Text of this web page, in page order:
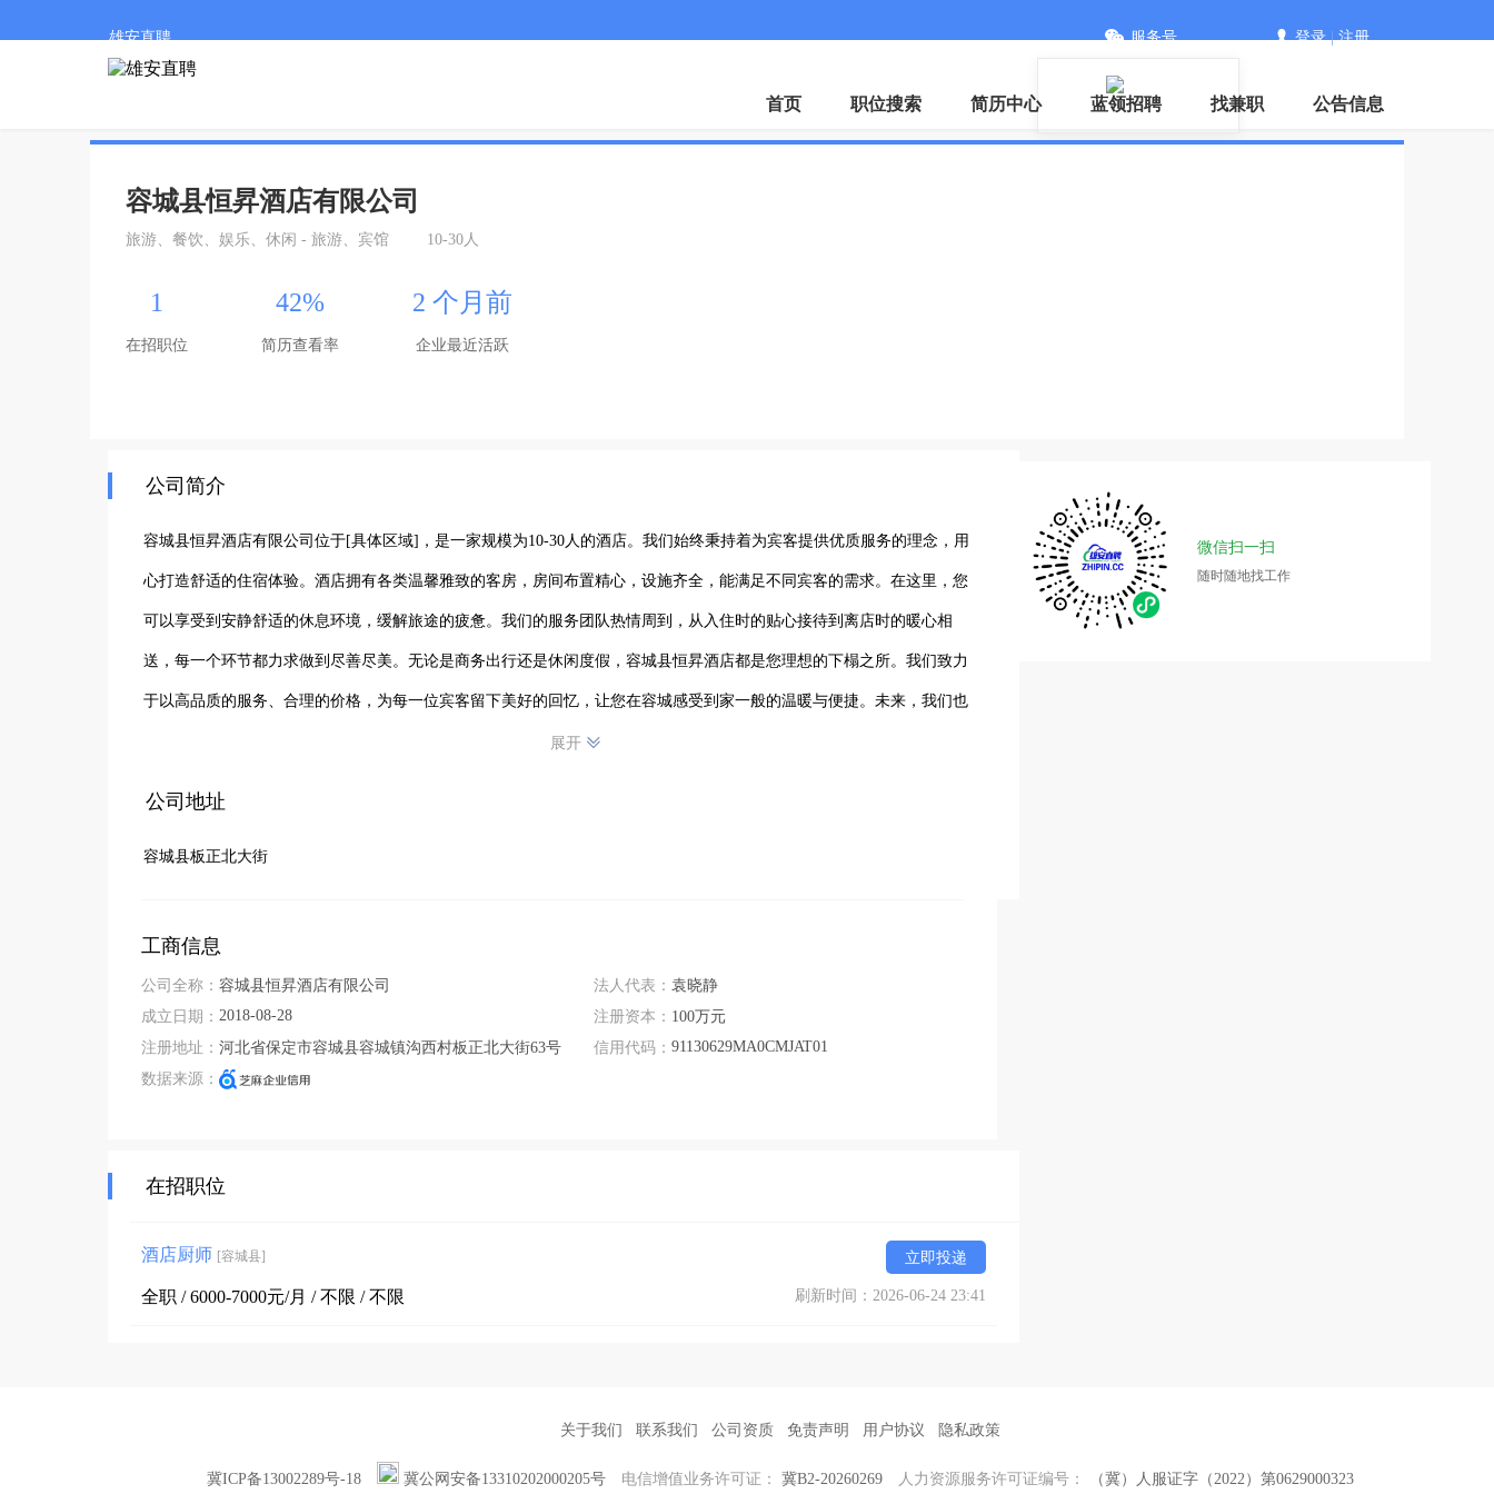
雄安直聘 服务号 登录|注册
首页 职位搜索 简历中心 蓝领招聘 找兼职 公告信息
容城县恒昇酒店有限公司
旅游、餐饮、娱乐、休闲 - 旅游、宾馆 10-30人
1
在招职位
42%
简历查看率
2 个月前
企业最近活跃
公司简介
容城县恒昇酒店有限公司位于[具体区域]，是一家规模为10-30人的酒店。我们始终秉持着为宾客提供优质服务的理念，用
心打造舒适的住宿体验。酒店拥有各类温馨雅致的客房，房间布置精心，设施齐全，能满足不同宾客的需求。在这里，您
可以享受到安静舒适的休息环境，缓解旅途的疲惫。我们的服务团队热情周到，从入住时的贴心接待到离店时的暖心相
送，每一个环节都力求做到尽善尽美。无论是商务出行还是休闲度假，容城县恒昇酒店都是您理想的下榻之所。我们致力
于以高品质的服务、合理的价格，为每一位宾客留下美好的回忆，让您在容城感受到家一般的温暖与便捷。未来，我们也
将不断努力，持续提升酒店的品质和服务水平，为宾客带来更优质的住宿体验，成为容城酒店行业中的一颗璀璨之星
展开
公司地址
容城县板正北大街
工商信息
公司全称： 容城县恒昇酒店有限公司
成立日期： 2018-08-28
注册地址： 河北省保定市容城县容城镇沟西村板正北大街63号
数据来源：
法人代表： 袁晓静
注册资本： 100万元
信用代码： 91130629MA0CMJAT01
在招职位
酒店厨师 [容城县] 立即投递
全职 / 6000-7000元/月 / 不限 / 不限 刷新时间：2026-06-24 23:41
微信扫一扫
随时随地找工作
关于我们 联系我们 公司资质 免责声明 用户协议 隐私政策
冀ICP备13002289号-18 冀公网安备13310202000205号 电信增值业务许可证： 冀B2-20260269 人力资源服务许可证编号： （冀）人服证字（2022）第0629000323